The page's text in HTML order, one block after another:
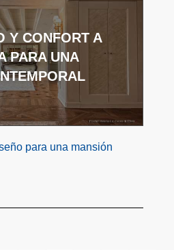
Y CONFORT A
PARA UNA
para una mansión